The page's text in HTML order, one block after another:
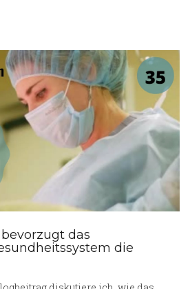
und ihren Einsatz in ihrer
Ihre Erfolge und Beiträge
Persönlichkeit teilen werde.
das
die